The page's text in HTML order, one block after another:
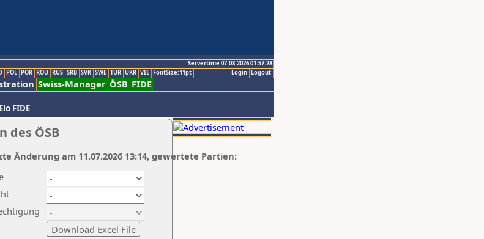
Servertime 07.08.2026 01:57:28
Logout
Login
POL POR ROU RUS SRB SVK SWE TUR UKR VIE FontSize:11pt
Swiss-Manager ÖSB FIDE
Elo FIDE
des ÖSB
Änderung am 11.07.2026 13:14, gewertete Partien: